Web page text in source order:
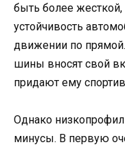
быть более
устойчивость
движении по
шины вносят свой
придают ему
Однако
минусы. В первую